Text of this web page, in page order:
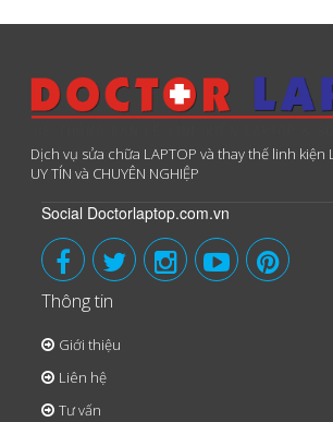
Dịch vụ sửa chữa LAPTOP và thay thế linh kiện
UY TÍN và CHUYÊN NGHIỆP
Social Doctorlaptop.com.vn
Thông tin
Giới thiệu
Liên hệ
Tư vấn